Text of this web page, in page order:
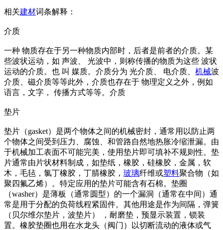
相关建材词条解释：
介质
一种 物质存在于另一种物质内部时，后者是前者的介质。某
些波状运动，如 声波、 光波中，则称传播的物质为这些 波状
运动的介质。也 叫 媒质。介质分为 光介质、 电介质、 机械波
介质、磁介质等等此外，介质也存在于 物理定义之外，例如
语言，文字， 传播方式等等。介质
垫片
垫片（gasket）是两个物体之间的机械密封，通常用以防止两
个物体之间受到压力、腐蚀、和管路自然地热胀冷缩泄漏。由
于机械加工表面不可能完美，使用垫片即可填补不规则性。垫
片通常由片状材料制成，如垫纸，橡胶，硅橡胶，金属，软
木，毛毡，氯丁橡胶，丁腈橡胶， 玻璃纤维或塑料聚合物（如
聚四氟乙烯）。特定应用的垫片可能含有石棉。垫圈
（washer）是薄板（通常圆型）的一个漏洞（通常在中间）通
常是用于分配的负荷线程紧固件。其他用途是作为间隔，弹簧
（贝尔维尔垫片，波垫片） ，耐磨垫，预显示装置，锁装
置。橡胶垫圈也用在水龙头（阀门）以切断流动的液体或气